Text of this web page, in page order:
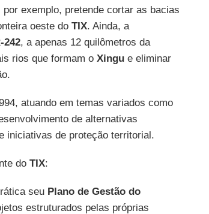
por exemplo, pretende cortar as bacias
oeste do TIX. Ainda, a
242, a apenas 12 quilômetros da
rios que formam o Xingue eliminar
atuando em temas variados como
de alternativas
iniciativas de proteção territorial.
do TIX:
seu Plano de Gestão do
estruturados pelas próprias